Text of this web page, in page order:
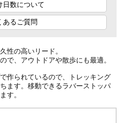
日数について
あるご質問
性の高いリード。
で、アウトドアや散歩にも最適。
作られているので、トレッキング
ます。移動できるラバーストッパ
す。